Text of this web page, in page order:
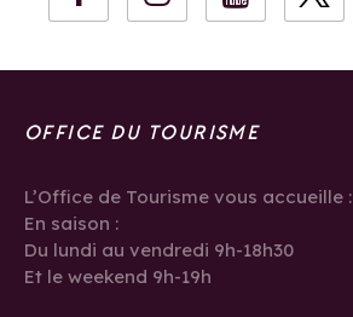
OFFICE DU TOURISME
L’Office de Tourisme vous accueille :
En saison :
Du lundi au vendredi 9h-18h30
Et le weekend 9h-19h